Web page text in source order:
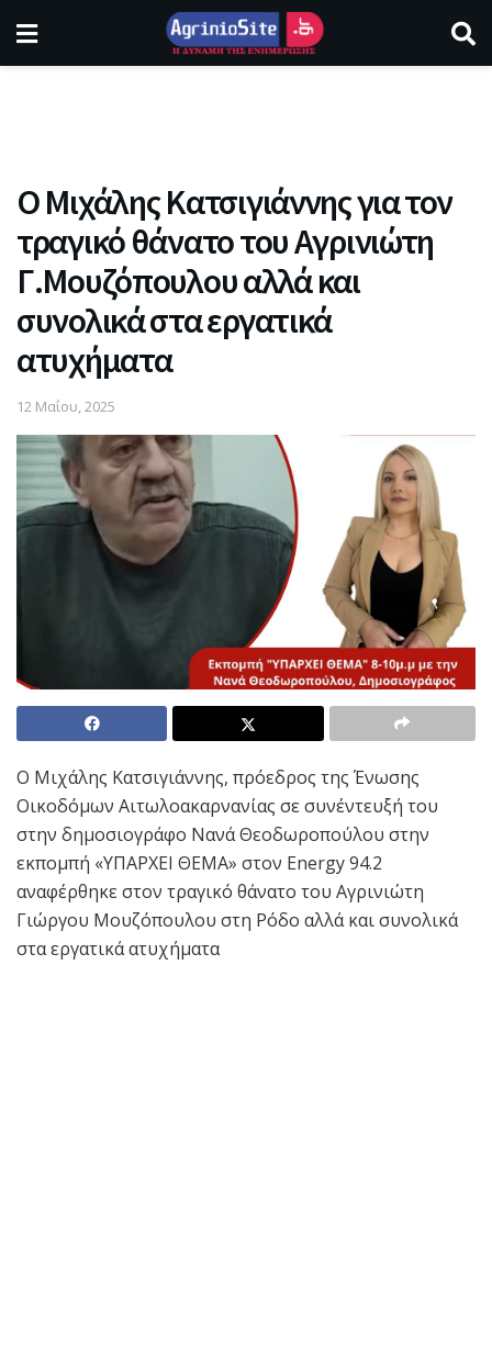
Ο Μιχάλης Κατσιγιάννης για τον
τραγικό θάνατο του Αγρινιώτη
Γ.Μουζόπουλου αλλά και
συνολικά στα εργατικά
ατυχήματα
12 Μαΐου, 2025
Ο Μιχάλης Κατσιγιάννης, πρόεδρος της Ένωσης
Οικοδόμων Αιτωλοακαρνανίας σε συνέντευξή του
στην δημοσιογράφο Νανά Θεοδωροπούλου στην
εκπομπή «ΥΠΑΡΧΕΙ ΘΕΜΑ» στον Energy 94.2
αναφέρθηκε στον τραγικό θάνατο του Αγρινιώτη
Γιώργου Μουζόπουλου στη Ρόδο αλλά και συνολικά
στα εργατικά ατυχήματα